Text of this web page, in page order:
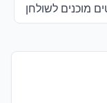
מוכנים לשולחן